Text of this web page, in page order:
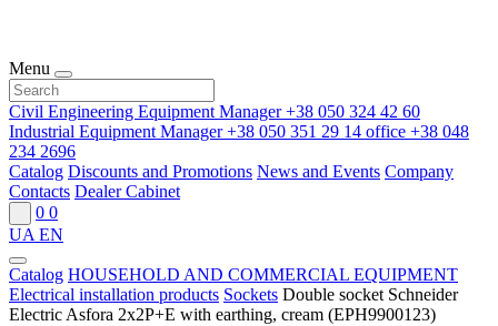
Menu
Civil Engineering Equipment Manager+38 050 324 42 60
Industrial Equipment Manager+38 050 351 29 14 office +38 048
234 2696
Catalog Discounts and Promotions News and Events Company
Contacts Dealer Cabinet
0 0
UA EN
Catalog HOUSEHOLD AND COMMERCIAL EQUIPMENT
Electrical installation products Sockets Double socket Schneider
Electric Asfora 2x2P+E with earthing, cream (EPH9900123)